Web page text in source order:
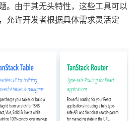
。由于其无头特性，这些工具可以
允许开发者根据具体需求灵活定